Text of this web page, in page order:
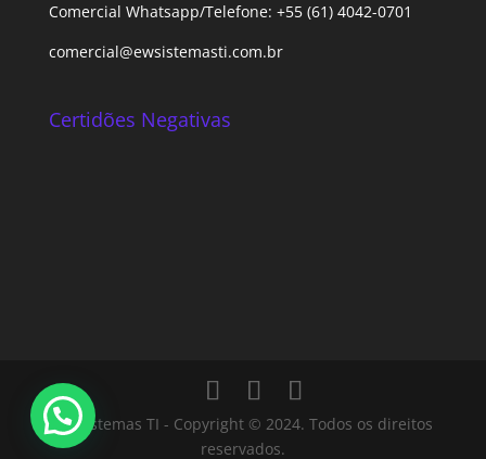
Comercial Whatsapp/Telefone: +55 (61) 4042-0701
comercial@ewsistemasti.com.br
Certidões Negativas
Ew Sistemas TI - Copyright © 2024. Todos os direitos
reservados.